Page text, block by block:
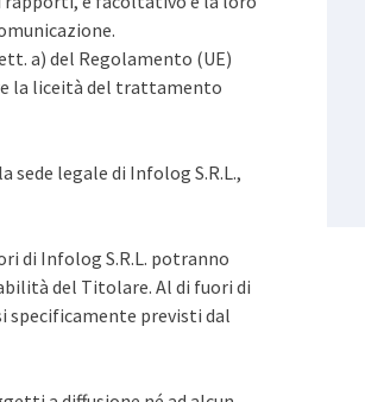
a) del Regolamento (UE)
la liceità del trattamento
legale di Infolog S.R.L.,
di Infolog S.R.L. potranno
del Titolare. Al di fuori di
specificamente previsti dal